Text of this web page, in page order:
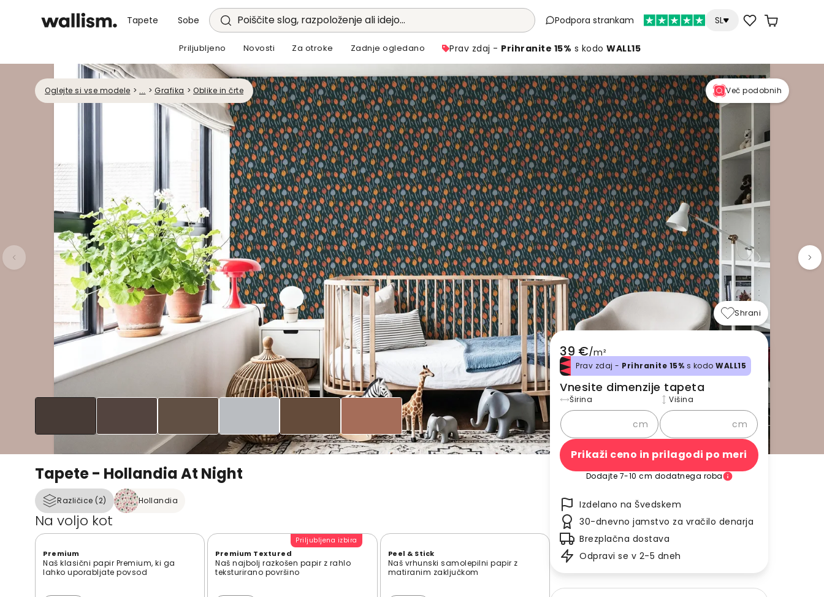
Tapete Sobe Poiščite slog, razpoloženje ali idejo... Podpora strankam SL
Priljubljeno Novosti Za otroke Zadnje ogledano Prav zdaj - Prihranite 15% s kodoWALL15
Oglejte si vse modele > ... > Grafika > Oblike in črte Več podobnih
Tapete - Hollandia At Night
Različice (2) Hollandia
Na voljo kot
Premium
Naš klasični papir Premium, ki ga
lahko uporabljate povsod
Priljubljena izbira
Premium Textured
Naš najbolj razkošen papir z rahlo
teksturirano površino
Peel & Stick
Naš vrhunski samolepilni papir z
matiranim zaključkom
Shrani
39 €/m²
Prav zdaj - Prihranite 15% s kodo WALL15
Vnesite dimenzije tapeta
Širina
cm
Višina
cm
Prikaži ceno in prilagodi po meri
Dodajte 7-10 cm dodatnega roba
Izdelano na Švedskem
30-dnevno jamstvo za vračilo denarja
Brezplačna dostava
Odpravi se v 2-5 dneh